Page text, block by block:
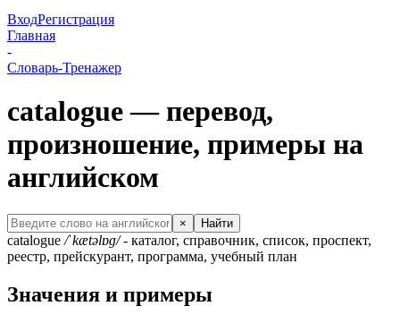
ВходРегистрация
Главная
-
Словарь-Тренажер
catalogue — перевод,
произношение, примеры на
английском
× Найти
catalogue /ˈkætəlɒɡ/- каталог, справочник, список, проспект,
реестр, прейскурант, программа, учебный план
Значения и примеры